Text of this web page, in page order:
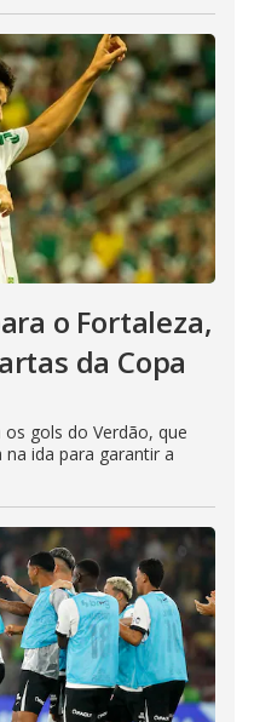
o Fortaleza,
da Copa
gols do Verdão, que
ida para garantir a